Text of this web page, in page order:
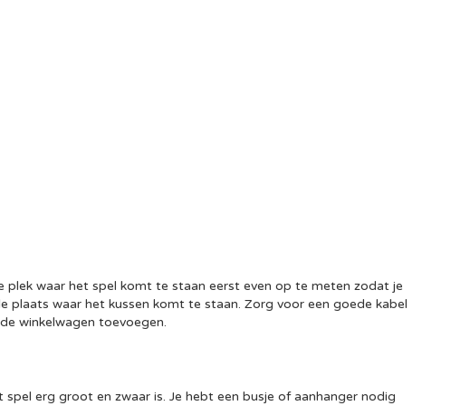
waar het spel komt te staan eerst even op te meten zodat je
waar het kussen komt te staan. Zorg voor een goede kabel
winkelwagen toevoegen.
erg groot en zwaar is. Je hebt een busje of aanhanger nodig